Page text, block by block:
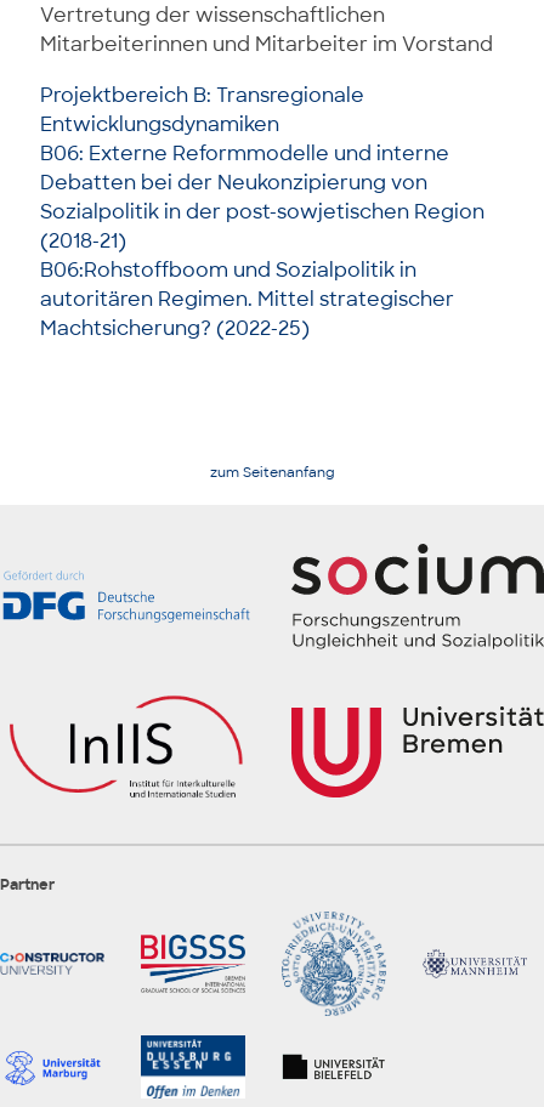
Vertretung der wissenschaftlichen
Mitarbeiterinnen und Mitarbeiter im Vorstand
Projektbereich B: Transregionale
Entwicklungsdynamiken
B06: Externe Reformmodelle und interne
Debatten bei der Neukonzipierung von
Sozialpolitik in der post-sowjetischen Region
(2018-21)
B06:Rohstoffboom und Sozialpolitik in
autoritären Regimen. Mittel strategischer
Machtsicherung? (2022-25)
zum Seitenanfang
Partner